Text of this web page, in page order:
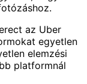
az Uber
egyetlen
elemzési
platformnál